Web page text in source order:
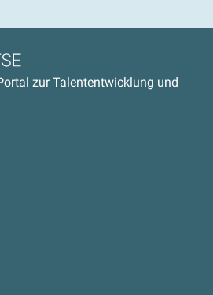
zur Talententwicklung und